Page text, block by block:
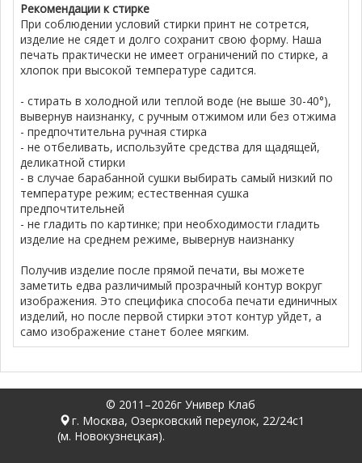
Рекомендации к стирке
При соблюдении условий стирки принт не сотрется,
изделие не сядет и долго сохранит свою форму. Наша
печать практически не имеет ограничений по стирке, а
хлопок при высокой температуре садится.
- стирать в холодной или теплой воде (не выше 30-40°),
вывернув наизнанку, с ручным отжимом или без отжима
- предпочтительна ручная стирка
- не отбеливать, используйте средства для щадящей,
деликатной стирки
- в случае барабанной сушки выбирать самый низкий по
температуре режим; естественная сушка
предпочтительней
- не гладить по картинке; при необходимости гладить
изделие на среднем режиме, вывернув наизнанку
Получив изделие после прямой печати, вы можете
заметить едва различимый прозрачный контур вокруг
изображения. Это специфика способа печати единичных
изделий, но после первой стирки этот контур уйдет, а
само изображение станет более мягким.
© 2011–2026г Универ Клаб
г. Москва, Озерковский переулок, 22/24с1
(м. Новокузнецкая).